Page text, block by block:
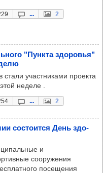
... 2
"Пун­кта здо­ровья"
стали участниками проекта
неделе .
... 2
сос­то­ится День здо­
и
сооружения
посещения